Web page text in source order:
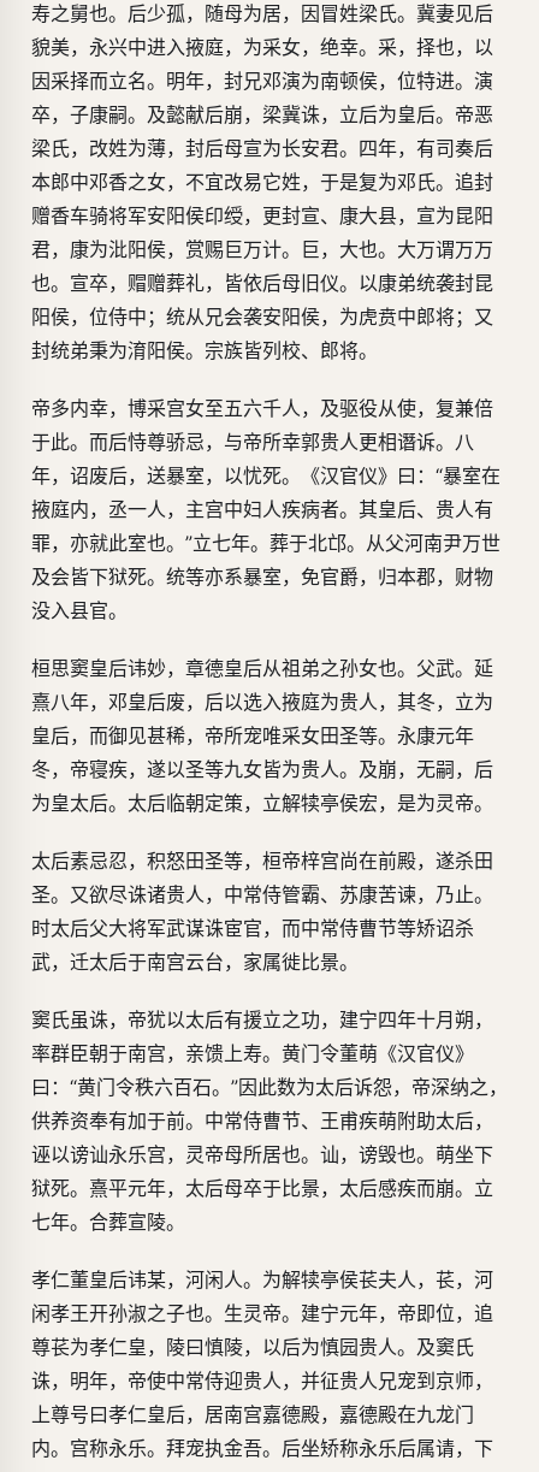
寿之舅也。后少孤，随母为居，因冒姓梁氏。冀妻见后
貌美，永兴中进入掖庭，为采女，绝幸。采，择也，以
因采择而立名。明年，封兄邓演为南顿侯，位特进。演
卒，子康嗣。及懿献后崩，梁冀诛，立后为皇后。帝恶
梁氏，改姓为薄，封后母宣为长安君。四年，有司奏后
本郎中邓香之女，不宜改易它姓，于是复为邓氏。追封
赠香车骑将军安阳侯印绶，更封宣、康大县，宣为昆阳
君，康为沘阳侯，赏赐巨万计。巨，大也。大万谓万万
也。宣卒，赗赠葬礼，皆依后母旧仪。以康弟统袭封昆
阳侯，位侍中；统从兄会袭安阳侯，为虎贲中郎将；又
封统弟秉为淯阳侯。宗族皆列校、郎将。
帝多内幸，博采宫女至五六千人，及驱役从使，复兼倍
于此。而后恃尊骄忌，与帝所幸郭贵人更相谮诉。八
年，诏废后，送暴室，以忧死。《汉官仪》曰：“暴室在
掖庭内，丞一人，主宫中妇人疾病者。其皇后、贵人有
罪，亦就此室也。”立七年。葬于北邙。从父河南尹万世
及会皆下狱死。统等亦系暴室，免官爵，归本郡，财物
没入县官。
桓思窦皇后讳妙，章德皇后从祖弟之孙女也。父武。延
熹八年，邓皇后废，后以选入掖庭为贵人，其冬，立为
皇后，而御见甚稀，帝所宠唯采女田圣等。永康元年
冬，帝寝疾，遂以圣等九女皆为贵人。及崩，无嗣，后
为皇太后。太后临朝定策，立解犊亭侯宏，是为灵帝。
太后素忌忍，积怒田圣等，桓帝梓宫尚在前殿，遂杀田
圣。又欲尽诛诸贵人，中常侍管霸、苏康苦谏，乃止。
时太后父大将军武谋诛宦官，而中常侍曹节等矫诏杀
武，迁太后于南宫云台，家属徙比景。
窦氏虽诛，帝犹以太后有援立之功，建宁四年十月朔，
率群臣朝于南宫，亲馈上寿。黄门令董萌《汉官仪》
曰：“黄门令秩六百石。”因此数为太后诉怨，帝深纳之，
供养资奉有加于前。中常侍曹节、王甫疾萌附助太后，
诬以谤讪永乐宫，灵帝母所居也。讪，谤毁也。萌坐下
狱死。熹平元年，太后母卒于比景，太后感疾而崩。立
七年。合葬宣陵。
孝仁董皇后讳某，河闲人。为解犊亭侯苌夫人，苌，河
闲孝王开孙淑之子也。生灵帝。建宁元年，帝即位，追
尊苌为孝仁皇，陵曰慎陵，以后为慎园贵人。及窦氏
诛，明年，帝使中常侍迎贵人，并征贵人兄宠到京师，
上尊号曰孝仁皇后，居南宫嘉德殿，嘉德殿在九龙门
内。宫称永乐。拜宠执金吾。后坐矫称永乐后属请，下